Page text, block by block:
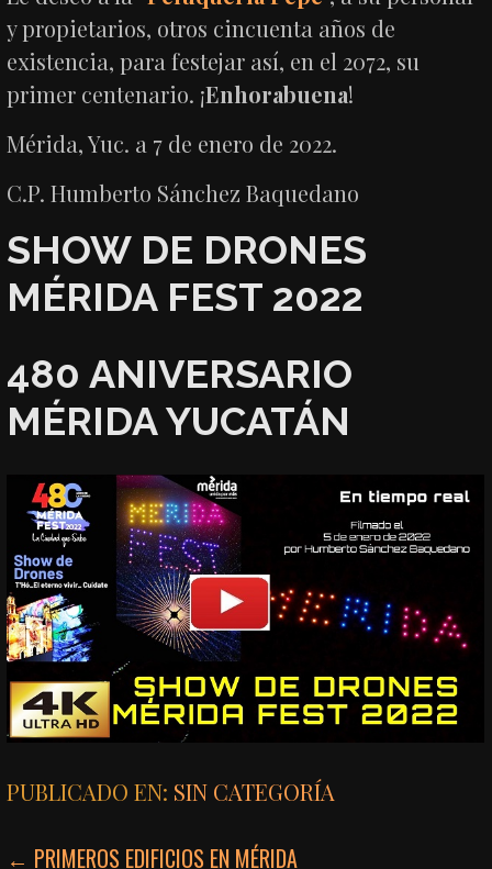
y propietarios, otros cincuenta años de
existencia, para festejar así, en el 2072, su
primer centenario. ¡Enhorabuena!
Mérida, Yuc. a 7 de enero de 2022.
C.P. Humberto Sánchez Baquedano
SHOW DE DRONES
MÉRIDA FEST 2022
480 ANIVERSARIO
MÉRIDA YUCATÁN
PUBLICADO EN: SIN CATEGORÍA
← PRIMEROS EDIFICIOS EN MÉRIDA